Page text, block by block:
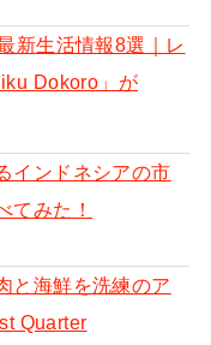
新生活情報8選｜レ
Dokoro」が
インドネシアの市
てみた！
と海鮮を洗練のア
Quarter